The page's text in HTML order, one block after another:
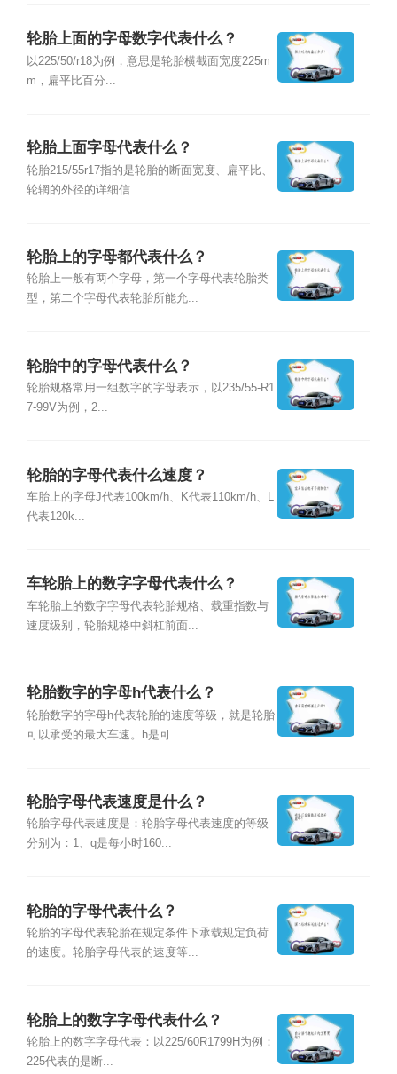
轮胎上面的字母数字代表什么？
以225/50/r18为例，意思是轮胎横截面宽度225m
m，扁平比百分...
轮胎上面字母代表什么？
轮胎215/55r17指的是轮胎的断面宽度、扁平比、
轮辋的外径的详细信...
轮胎上的字母都代表什么？
轮胎上一般有两个字母，第一个字母代表轮胎类
型，第二个字母代表轮胎所能允...
轮胎中的字母代表什么？
轮胎规格常用一组数字的字母表示，以235/55-R1
7-99V为例，2...
轮胎的字母代表什么速度？
车胎上的字母J代表100km/h、K代表110km/h、L
代表120k...
车轮胎上的数字字母代表什么？
车轮胎上的数字字母代表轮胎规格、载重指数与
速度级别，轮胎规格中斜杠前面...
轮胎数字的字母h代表什么？
轮胎数字的字母h代表轮胎的速度等级，就是轮胎
可以承受的最大车速。h是可...
轮胎字母代表速度是什么？
轮胎字母代表速度是：轮胎字母代表速度的等级
分别为：1、q是每小时160...
轮胎的字母代表什么？
轮胎的字母代表轮胎在规定条件下承载规定负荷
的速度。轮胎字母代表的速度等...
轮胎上的数字字母代表什么？
轮胎上的数字字母代表：以225/60R1799H为例：
225代表的是断...